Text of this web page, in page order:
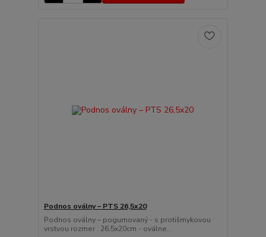
Podnos oválny – PTS 26,5x20
Podnos oválny – pogumovaný - s protišmykovou
vrstvou rozmer : 26,5x20cm - oválne...